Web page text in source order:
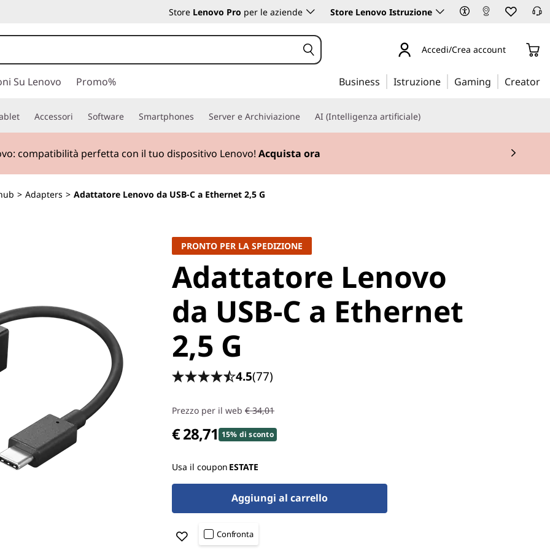
Store Lenovo Pro per le aziende Store Lenovo Istruzione
Accedi/Crea account
Su Lenovo Promo% Business Istruzione Gaming Creator
Accessori Software Smartphones Server e Archiviazione AI (Intelligenza artificiale)
compatibilità perfetta con il tuo dispositivo Lenovo! Acquista ora
> Adapters > Adattatore Lenovo da USB-C a Ethernet 2,5 G
PRONTO PER LA SPEDIZIONE
Adattatore Lenovo
da USB-C a Ethernet
2,5 G
4.5(77)
Prezzo per il web € 34,01
€ 28,71 15% di sconto
Usa il coupon ESTATE
Aggiungi al carrello
Confronta